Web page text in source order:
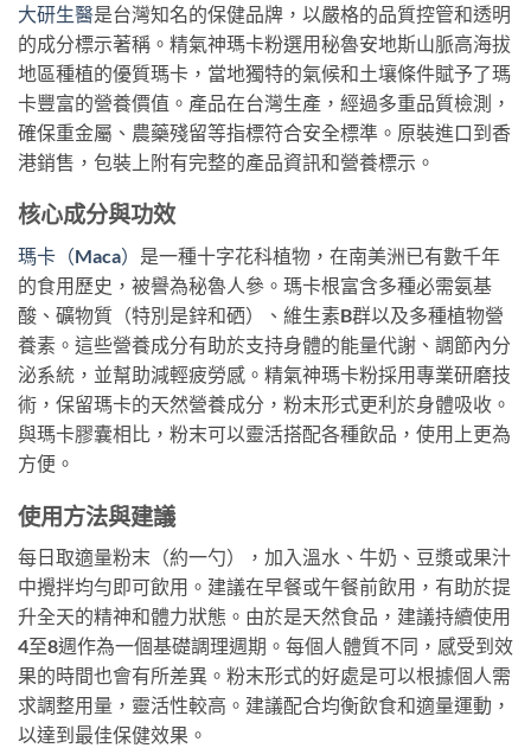
大研生醫是台灣知名的保健品牌，以嚴格的品質控管和透明
的成分標示著稱。精氣神瑪卡粉選用秘魯安地斯山脈高海拔
地區種植的優質瑪卡，當地獨特的氣候和土壤條件賦予了瑪
卡豐富的營養價值。產品在台灣生產，經過多重品質檢測，
確保重金屬、農藥殘留等指標符合安全標準。原裝進口到香
港銷售，包裝上附有完整的產品資訊和營養標示。
核心成分與功效
瑪卡（Maca） 是一種十字花科植物，在南美洲已有數千年
的食用歷史，被譽為秘魯人參。瑪卡根富含多種必需氨基
酸、礦物質（特別是鋅和硒）、維生素B群以及多種植物營
養素。這些營養成分有助於支持身體的能量代謝、調節內分
泌系統，並幫助減輕疲勞感。精氣神瑪卡粉採用專業研磨技
術，保留瑪卡的天然營養成分，粉末形式更利於身體吸收。
與瑪卡膠囊相比，粉末可以靈活搭配各種飲品，使用上更為
方便。
使用方法與建議
每日取適量粉末（約一勺），加入溫水、牛奶、豆漿或果汁
中攪拌均勻即可飲用。建議在早餐或午餐前飲用，有助於提
升全天的精神和體力狀態。由於是天然食品，建議持續使用
4至8週作為一個基礎調理週期。每個人體質不同，感受到效
果的時間也會有所差異。粉末形式的好處是可以根據個人需
求調整用量，靈活性較高。建議配合均衡飲食和適量運動，
以達到最佳保健效果。